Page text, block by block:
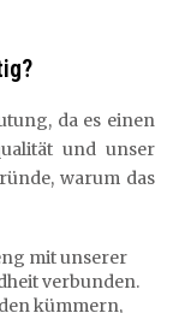
da es einen
und unser
warum das
mit unserer
verbunden.
kümmern,